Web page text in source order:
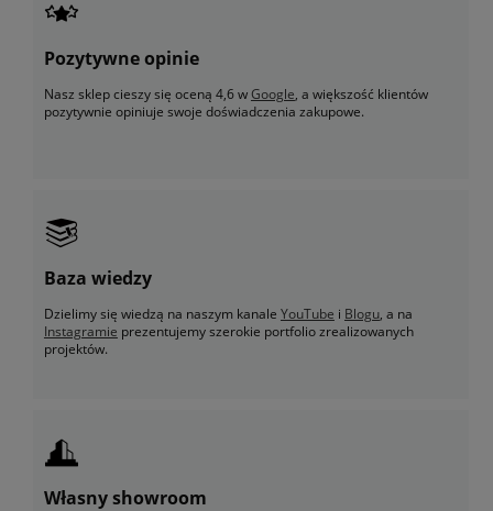
Pozytywne opinie
Nasz sklep cieszy się oceną 4,6 wGoogle, a większość klientów
pozytywnie opiniuje swoje doświadczenia zakupowe.
Baza wiedzy
Dzielimy się wiedzą na naszym kanale YouTube i Blogu, a na
Instagramie prezentujemy szerokie portfolio zrealizowanych
projektów.
Własny showroom